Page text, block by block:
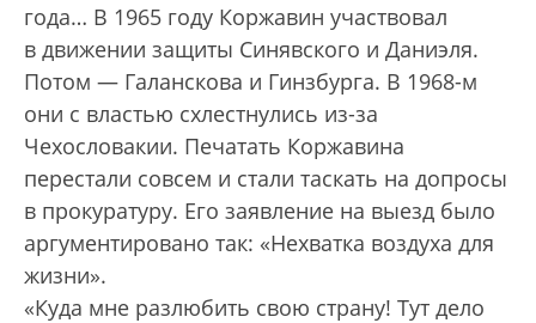
года… В 1965 году Коржавин участвовал
в движении защиты Синявского и Даниэля.
Потом — Галанскова и Гинзбурга. В 1968-м
они с властью схлестнулись из-за
Чехословакии. Печатать Коржавина
перестали совсем и стали таскать на допросы
в прокуратуру. Его заявление на выезд было
аргументировано так: «Нехватка воздуха для
жизни».
«Куда мне разлюбить свою страну! Тут дело